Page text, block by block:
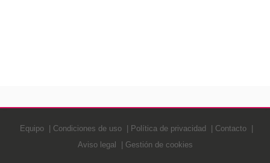
Equipo Condiciones de uso Política de privacidad
Contacto
Aviso legal
Gestión de cookies